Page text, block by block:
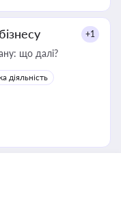
+1
що далі?
діяльність